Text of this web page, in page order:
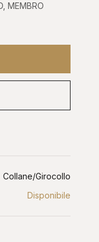
MEMBRO
Collane/Girocollo
Disponibile